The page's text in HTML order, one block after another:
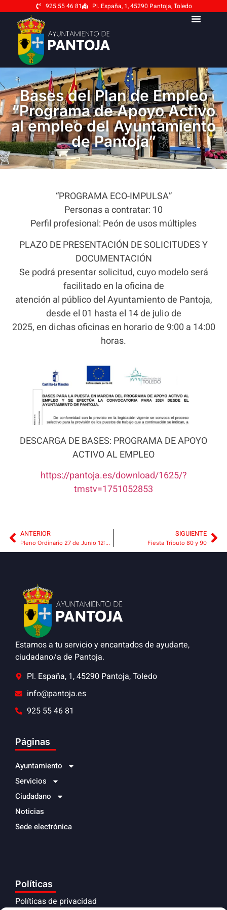
925 55 46 81 Pl. España, 1, 45290 Pantoja, Toledo
Bases del Plan de Empleo
“Programa de Apoyo Activo
al empleo del Ayuntamiento
de Pantoja”
“PROGRAMA ECO-IMPULSA”
Personas a contratar: 10
Perfil profesional: Peón de usos múltiples
PLAZO DE PRESENTACIÓN DE SOLICITUDES Y
DOCUMENTACIÓN
Se podrá presentar solicitud, cuyo modelo será
facilitado en la oficina de
atención al público del Ayuntamiento de Pantoja,
desde el 01 hasta el 14 de julio de
2025, en dichas oficinas en horario de 9:00 a 14:00
horas.
DESCARGA DE BASES: PROGRAMA DE APOYO
ACTIVO AL EMPLEO
https://pantoja.es/download/1625/?
tmstv=1751052853
ANTERIOR
Pleno Ordinario 27 de Junio 12:00 Horas
SIGUIENTE
Fiesta Tributo 80 y 90
Estamos a tu servicio y encantados de ayudarte,
ciudadano/a de Pantoja.
Pl. España, 1, 45290 Pantoja, Toledo
info@pantoja.es
925 55 46 81
Páginas
Ayuntamiento
Servicios
Ciudadano
Noticias
Sede electrónica
Políticas
Políticas de privacidad